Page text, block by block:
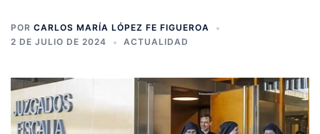
POR CARLOS MARÍA LÓPEZ FE FIGUEROA
2 DE JULIO DE 2024
ACTUALIDAD